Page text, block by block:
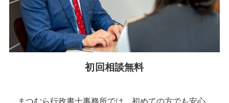
初回相談無料
まつむら行政書士事務所では、初めての方でも安心